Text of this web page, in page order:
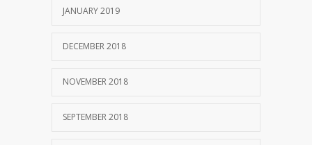
JANUARY 2019
DECEMBER 2018
NOVEMBER 2018
SEPTEMBER 2018